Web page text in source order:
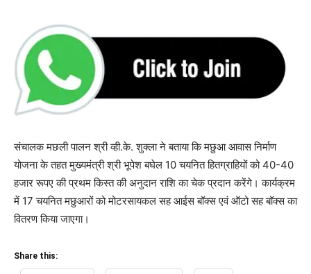
संचालक मछली पालन श्री व्ही.के. शुक्ला ने बताया कि मछुआ आवास निर्माण
योजना के तहत मुख्यमंत्री श्री भूपेश बघेल 10 चयनित हितग्राहियों को 40-40
हजार रूपए की प्रथम किस्त की अनुदान राशि का चेक प्रदान करेंगे। कार्यक्रम
में 17 चयनित मछुआरों को मोटरसायकल सह आईस बॉक्स एवं ऑटो सह बॉक्स का
वितरण किया जाएगा।
Share this: